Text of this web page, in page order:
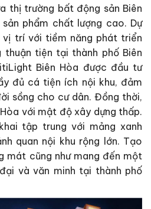
thị trường bất động sản Biên
phẩm chất lượng cao. Dự
trí với tiềm năng phát triển
tiện tại thành phố Biên
Biên Hòa được đầu tư
đủ cá tiện ích nội khu, đảm
sồng cho cư dân. Đồng thời,
với mật độ xây dựng thấp.
tập trung với mảng xanh
quan nội khu rộng lớn. Tạo
mát cũng như mang đến một
và văn minh tại thành phố